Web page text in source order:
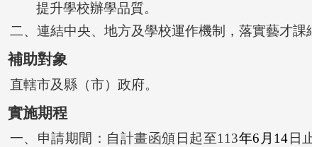
提升學校辦學品質。
二、連結中央、地方及學校運作機制，落實藝才課
補助對象
直轄市及縣（市）政府。
實施期程
一、申請期間：自計畫函頒日起至113年6月14 日